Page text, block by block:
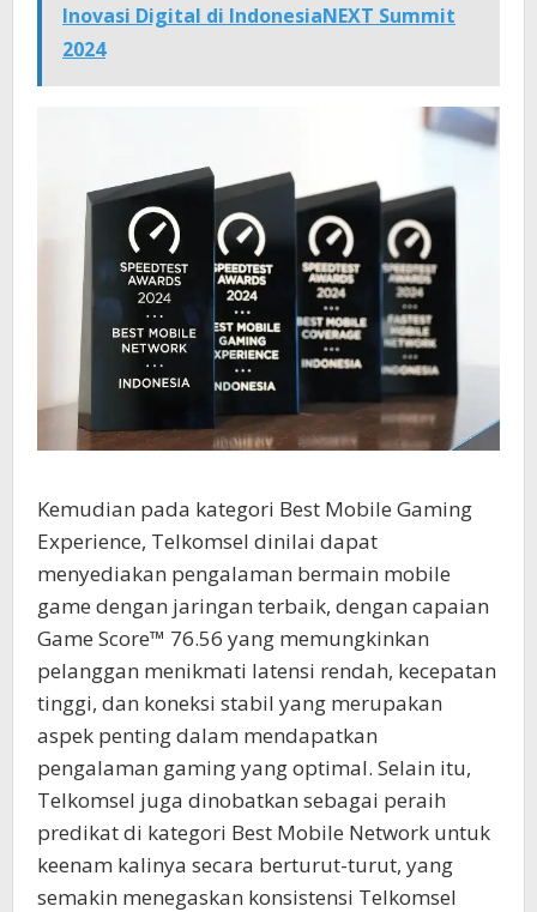
Inovasi Digital di IndonesiaNEXT Summit
2024
Kemudian pada kategori Best Mobile Gaming
Experience, Telkomsel dinilai dapat
menyediakan pengalaman bermain mobile
game dengan jaringan terbaik, dengan capaian
Game Score™ 76.56 yang memungkinkan
pelanggan menikmati latensi rendah, kecepatan
tinggi, dan koneksi stabil yang merupakan
aspek penting dalam mendapatkan
pengalaman gaming yang optimal. Selain itu,
Telkomsel juga dinobatkan sebagai peraih
predikat di kategori Best Mobile Network untuk
keenam kalinya secara berturut-turut, yang
semakin menegaskan konsistensi Telkomsel